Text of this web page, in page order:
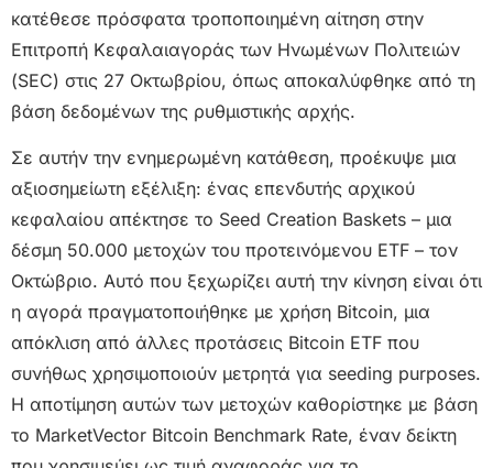
κατέθεσε πρόσφατα τροποποιημένη αίτηση στην
Επιτροπή Κεφαλαιαγοράς των Ηνωμένων Πολιτειών
(SEC) στις 27 Οκτωβρίου, όπως αποκαλύφθηκε από τη
βάση δεδομένων της ρυθμιστικής αρχής.
Σε αυτήν την ενημερωμένη κατάθεση, προέκυψε μια
αξιοσημείωτη εξέλιξη: ένας επενδυτής αρχικού
κεφαλαίου απέκτησε το Seed Creation Baskets – μια
δέσμη 50.000 μετοχών του προτεινόμενου ETF – τον ​​
Οκτώβριο. Αυτό που ξεχωρίζει αυτή την κίνηση είναι ότι
η αγορά πραγματοποιήθηκε με χρήση Bitcoin, μια
απόκλιση από άλλες προτάσεις Bitcoin ETF που
συνήθως χρησιμοποιούν μετρητά για seeding purposes.
Η αποτίμηση αυτών των μετοχών καθορίστηκε με βάση
το MarketVector Bitcoin Benchmark Rate, έναν δείκτη